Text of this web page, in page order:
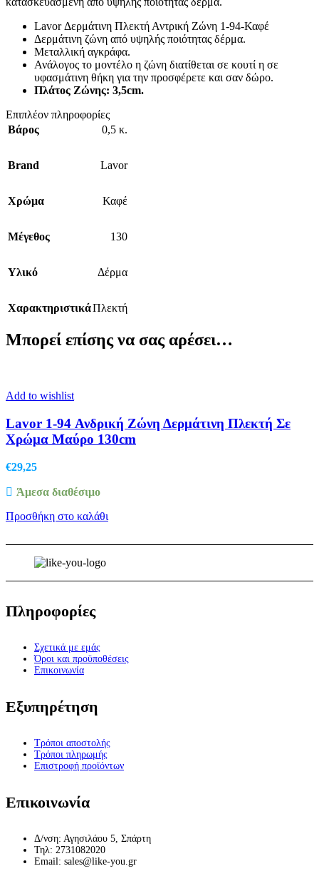
Lavor Δερμάτινη Πλεκτή Αντρική Ζώνη 1-94-Καφέ
Δερμάτινη ζώνη από υψηλής ποιότητας δέρμα.
Μεταλλική αγκράφα.
Ανάλογος το μοντέλο η ζώνη διατίθεται σε κουτί η σε
υφασμάτινη θήκη για την προσφέρετε και σαν δώρο.
Πλάτος Ζώνης: 3,5cm.
Επιπλέον πληροφορίες
Βάρος
0,5 κ.
Brand Lavor
Χρώμα Καφέ
Μέγεθος 130
Υλικό Δέρμα
ΧαρακτηριστικάΠλεκτή
Μπορεί επίσης να σας αρέσει…
Add to wishlist
Lavor 1-94 Ανδρική Ζώνη Δερμάτινη Πλεκτή Σε
Χρώμα Μαύρο 130cm
€29,25
Άμεσα διαθέσιμο
Προσθήκη στο καλάθι
Πληροφορίες
Σχετικά με εμάς
Όροι και προϋποθέσεις
Επικοινωνία
Εξυπηρέτηση
Τρόποι αποστολής
Τρόποι πληρωμής
Επιστροφή προϊόντων
Επικοινωνία
Δ/νση: Αγησιλάου 5, Σπάρτη
Τηλ: 2731082020
Email: sales@like-you.gr